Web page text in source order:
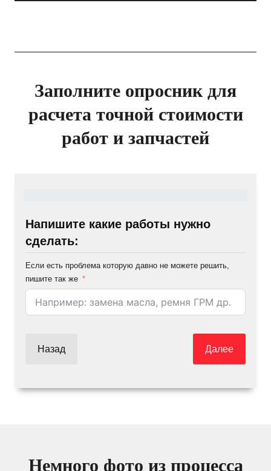
Заполните опросник для
расчета точной стоимости
работ и запчастей
Напишите какие работы нужно
сделать:
Если есть проблема которую давно не можете решить,
пишите так же
Назад Далее
Немного фото из процесса